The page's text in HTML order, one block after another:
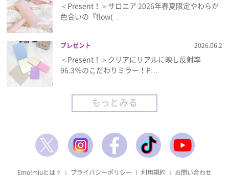
＜Present！＞サロニア 2026年春夏限定やわらか
色合いの『flow(…
プレゼント 2026.06.2
＜Present！＞クリアにリアルに映し反射率
96.3％のこだわりミラー！P…
もっとみる
Emo!miuとは？ ｜ プライバシーポリシー ｜ 利用規約 ｜ お問い合わせ